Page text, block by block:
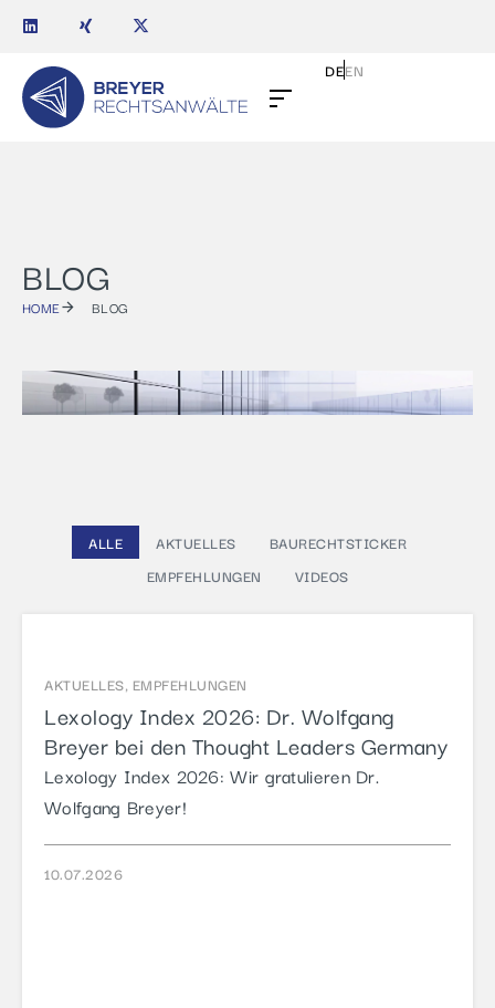
DEEN
BLOG
HOME BLOG
AKTUELLES
BAURECHTSTICKER
EMPFEHLUNGEN
VIDEOS
ALLE
AKTUELLES, EMPFEHLUNGEN
Lexology Index 2026: Dr. Wolfgang
Breyer bei den Thought Leaders Germany
Lexology Index 2026: Wir gratulieren Dr.
Wolfgang Breyer!
10.07.2026